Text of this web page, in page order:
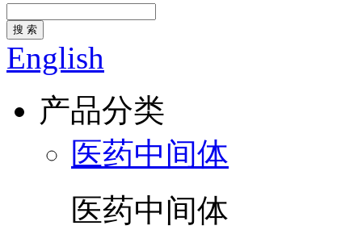
搜 索
English
产品分类
医药中间体
医药中间体